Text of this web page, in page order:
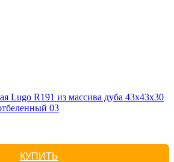
Lugo R191 из массива дуба 43х43х30
03
КУПИТЬ